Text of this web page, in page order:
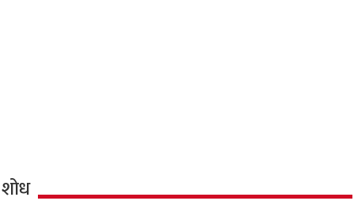
शोध